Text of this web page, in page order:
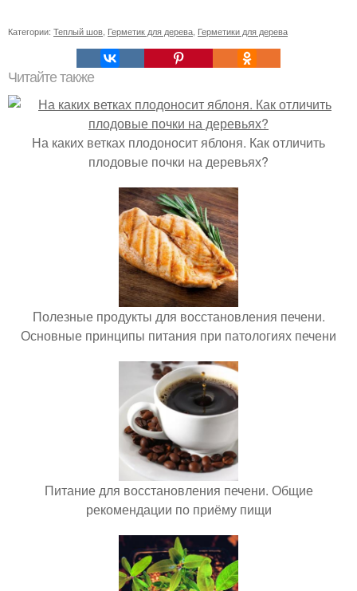
Категории: Теплый шов Герметик для дерева Герметики для дерева
Читайте также
На каких ветках плодоносит яблоня. Как отличить
плодовые почки на деревьях?
Полезные продукты для восстановления печени.
Основные принципы питания при патологиях печени
Питание для восстановления печени. Общие
рекомендации по приёму пищи